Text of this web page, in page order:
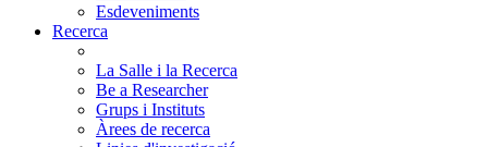
Esdeveniments
Recerca
La Salle i la Recerca
Be a Researcher
Grups i Instituts
Àrees de recerca